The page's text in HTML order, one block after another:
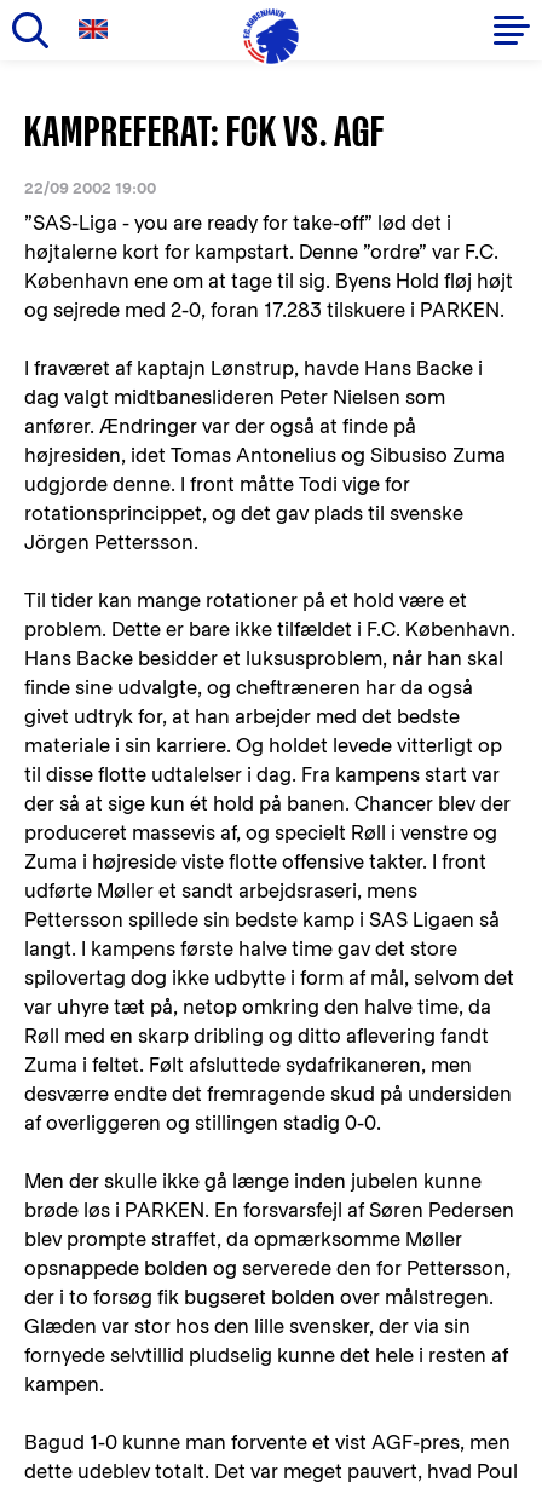
hovedindhold
Primær
navigation
KAMPREFERAT: FCK VS. AGF
22/09 2002 19:00
”SAS-Liga - you are ready for take-off” lød det i
højtalerne kort for kampstart. Denne ”ordre” var F.C.
København ene om at tage til sig. Byens Hold fløj højt
og sejrede med 2-0, foran 17.283 tilskuere i PARKEN.
I fraværet af kaptajn Lønstrup, havde Hans Backe i
dag valgt midtbaneslideren Peter Nielsen som
anfører. Ændringer var der også at finde på
højresiden, idet Tomas Antonelius og Sibusiso Zuma
udgjorde denne. I front måtte Todi vige for
rotationsprincippet, og det gav plads til svenske
Jörgen Pettersson.
Til tider kan mange rotationer på et hold være et
problem. Dette er bare ikke tilfældet i F.C. København.
Hans Backe besidder et luksusproblem, når han skal
finde sine udvalgte, og cheftræneren har da også
givet udtryk for, at han arbejder med det bedste
materiale i sin karriere. Og holdet levede vitterligt op
til disse flotte udtalelser i dag. Fra kampens start var
der så at sige kun ét hold på banen. Chancer blev der
produceret massevis af, og specielt Røll i venstre og
Zuma i højreside viste flotte offensive takter. I front
udførte Møller et sandt arbejdsraseri, mens
Pettersson spillede sin bedste kamp i SAS Ligaen så
langt. I kampens første halve time gav det store
spilovertag dog ikke udbytte i form af mål, selvom det
var uhyre tæt på, netop omkring den halve time, da
Røll med en skarp dribling og ditto aflevering fandt
Zuma i feltet. Følt afsluttede sydafrikaneren, men
desværre endte det fremragende skud på undersiden
af overliggeren og stillingen stadig 0-0.
Men der skulle ikke gå længe inden jubelen kunne
brøde løs i PARKEN. En forsvarsfejl af Søren Pedersen
blev prompte straffet, da opmærksomme Møller
opsnappede bolden og serverede den for Pettersson,
der i to forsøg fik bugseret bolden over målstregen.
Glæden var stor hos den lille svensker, der via sin
fornyede selvtillid pludselig kunne det hele i resten af
kampen.
Bagud 1-0 kunne man forvente et vist AGF-pres, men
dette udeblev totalt. Det var meget pauvert, hvad Poul